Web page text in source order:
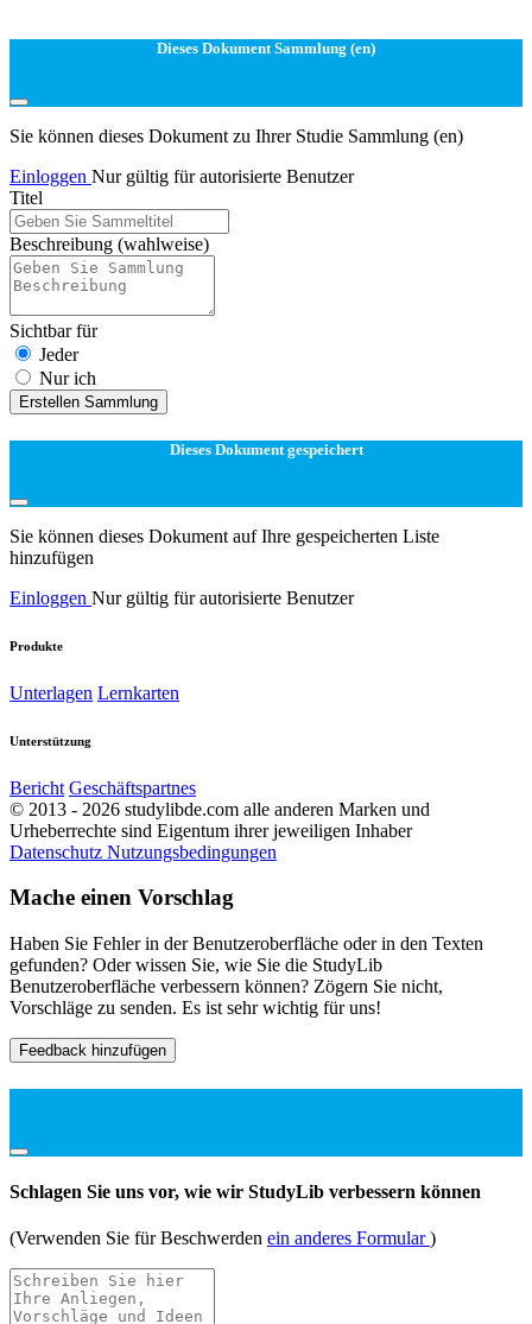
Dieses Dokument Sammlung (en)
Sie können dieses Dokument zu Ihrer Studie Sammlung (en)
Einloggen Nur gültig für autorisierte Benutzer
Titel
Beschreibung (wahlweise)
Sichtbar für
Jeder
Nur ich
Erstellen Sammlung
Dieses Dokument gespeichert
Sie können dieses Dokument auf Ihre gespeicherten Liste
hinzufügen
Einloggen Nur gültig für autorisierte Benutzer
Produkte
Unterlagen Lernkarten
Unterstützung
Bericht Geschäftspartnes
© 2013 - 2026 studylibde.com alle anderen Marken und
Urheberrechte sind Eigentum ihrer jeweiligen Inhaber
Datenschutz Nutzungsbedingungen
Mache einen Vorschlag
Haben Sie Fehler in der Benutzeroberfläche oder in den Texten
gefunden? Oder wissen Sie, wie Sie die StudyLib
Benutzeroberfläche verbessern können? Zögern Sie nicht,
Vorschläge zu senden. Es ist sehr wichtig für uns!
Feedback hinzufügen
Schlagen Sie uns vor, wie wir StudyLib verbessern können
(Verwenden Sie für Beschwerden ein anderes Formular)